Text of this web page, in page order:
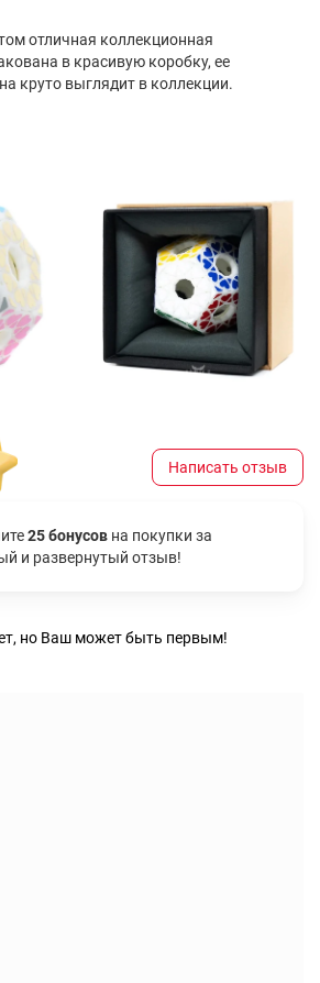
отличная коллекционная
в красивую коробку, ее
круто выглядит в коллекции.
Написать отзыв
25 бонусов на покупки за
и развернутый отзыв!
но Ваш может быть первым!